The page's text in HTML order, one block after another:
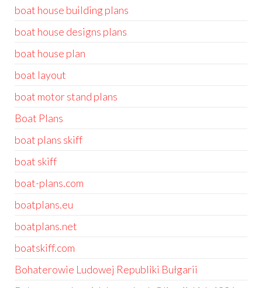
boat house building plans
boat house designs plans
boat house plan
boat layout
boat motor stand plans
Boat Plans
boat plans skiff
boat skiff
boat-plans.com
boatplans.eu
boatplans.net
boatskiff.com
Bohaterowie Ludowej Republiki Bułgarii